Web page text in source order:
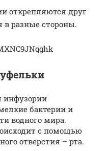
открепляются друг
в разные стороны.
бактерии и
водного мира.
с помощью
отверстия – рта.